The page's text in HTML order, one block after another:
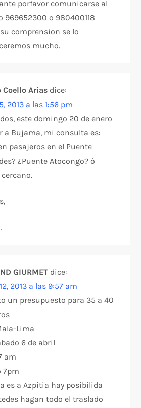
porfavor comunicarse al
969652300 o 980400118
comprension se lo
mucho.
Coello Arias dice:
2013 a las 1:56 pm
este domingo 20 de enero
a Bujama, mi consulta es:
pasajeros en el Puente
¿Puente Atocongo? ó
GIURMET dice:
2013 a las 9:57 am
un presupuesto para 35 a 40
Lima
6 de abril
am
7pm
es a Azpitia hay posibilida
hagan todo el traslado